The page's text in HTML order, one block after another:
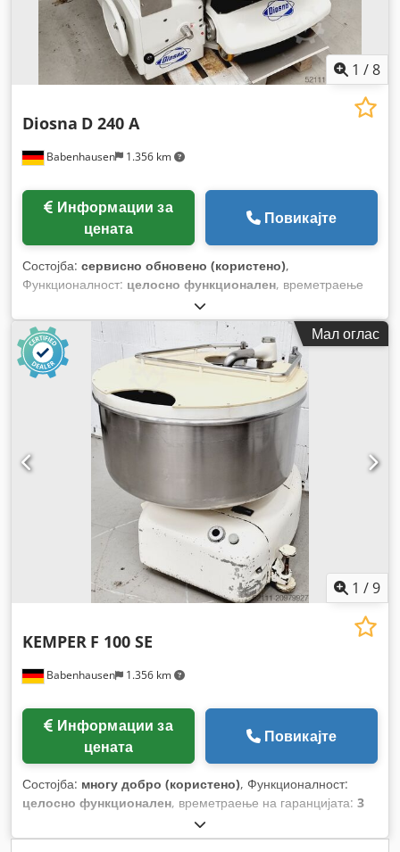
1 /8
Babenhausen 1.356 km
Diosna D 240 A
цената
Повикајте
Состојба: сервисно обновено (користено),
Функционалност: целосно функционален, времетраење
, година на последниот генерален
ремонт:2026, влезен напон:400 V, Сертифициран со
DGUV до:
07/2027 , вкупна тежина:2.000 кг , влезна
фреквенција:
50 Hz, електричен осигурач:16 A
Мал оглас
1 /9
Babenhausen 1.356 km
KEMPER F 100 SE
цената
Повикајте
Состојба: многу добро (користено), Функционалност:
целосно функционален, времетраење на гаранцијата: 3
, година на последниот генерален ремонт:
влезен напон:400 V, Сертифициран со DGUV до:07/2027,